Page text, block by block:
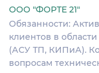
ООО "ФОРТЕ 21"
Обязанности:
клиентов в
(АСУ ТП, КИПиА).
вопросам